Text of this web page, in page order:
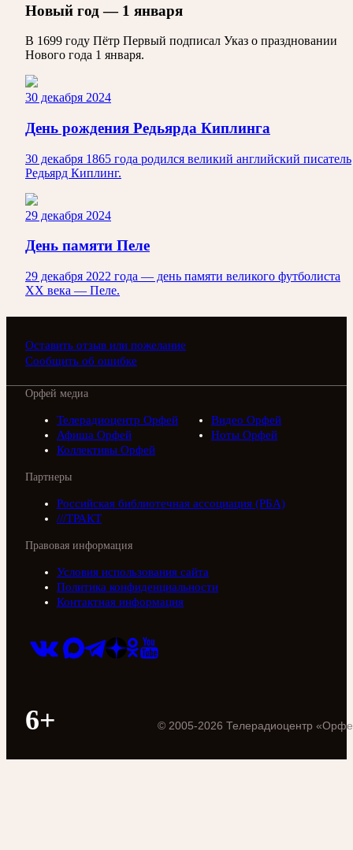
Новый год — 1 января
В 1699 году Пётр Первый подписал Указ о праздновании
Нового года 1 января.
30 декабря 2024
День рождения Редьярда Киплинга
30 декабря 1865 года родился великий английский писатель
Редьярд Киплинг.
29 декабря 2024
День памяти Пеле
29 декабря 2022 года — день памяти великого футболиста
ХХ века — Пеле.
Оставить отзыв или пожелание
Сообщить об ошибке
Орфей медиа
Телерадиоцентр Орфей
Видео Орфей
Афиша Орфей
Ноты Орфей
Коллективы Орфей
Партнеры
Российская библиотечная ассоциация (РБА)
///ТРАКТ
Правовая информация
Условия использования сайта
Политика конфиденциальности
Контактная информация
6+ © 2005-2026 Телерадиоцентр